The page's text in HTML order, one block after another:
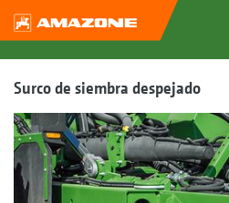
Surco de siembra despejado